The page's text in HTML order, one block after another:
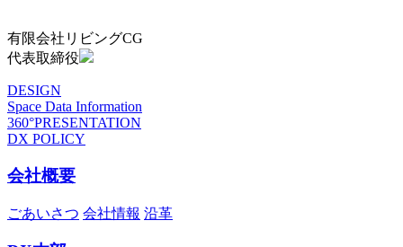
有限会社リビングCG
代表取締役
DESIGN
Space Data Information
360°PRESENTATION
DX POLICY
会社概要
ごあいさつ 会社情報 沿革